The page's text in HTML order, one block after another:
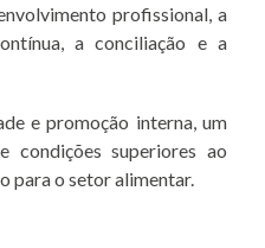
profissional, a
a conciliação e a
e promoção interna, um
condições superiores ao
para o setor alimentar.